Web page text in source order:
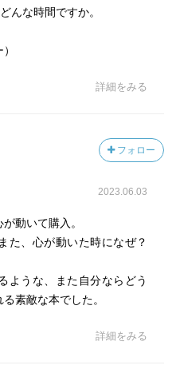
んな時間ですか。
詳細をみる
フォロー
2023.06.03
動いて購入。
た、心が動いた時になぜ？
ような、また自分ならどう
素敵な本でした。
詳細をみる